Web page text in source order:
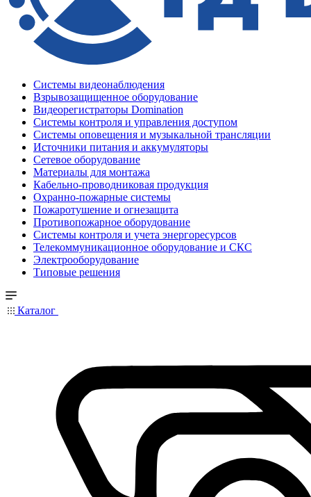
Системы видеонаблюдения
Взрывозащищенное оборудование
Видеорегистраторы Domination
Системы контроля и управления доступом
Системы оповещения и музыкальной трансляции
Источники питания и аккумуляторы
Сетевое оборудование
Материалы для монтажа
Кабельно-проводниковая продукция
Охранно-пожарные системы
Пожаротушение и огнезащита
Противопожарное оборудование
Системы контроля и учета энергоресурсов
Телекоммуникационное оборудование и СКС
Электрооборудование
Типовые решения
Каталог